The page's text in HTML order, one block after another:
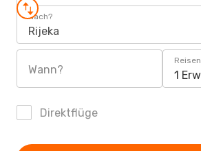
Nach?
Rijeka
Wann? 1
Direktflüge